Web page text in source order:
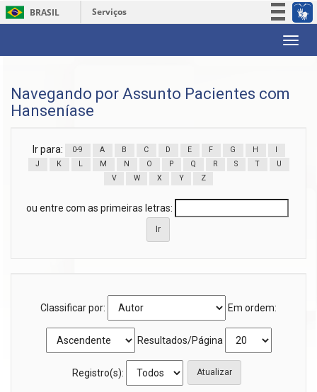
BRASIL
Serviços
Acesso à informação
Canais
Navegando por Assunto Pacientes com
Hanseníase
Ir para: 0-9 A B C D E F G H
J
K L M N O P Q R S T
U
V
W X Y Z
ou entre com as primeiras letras:
Classificar por: Em ordem:
Resultados/Página
Registro(s):